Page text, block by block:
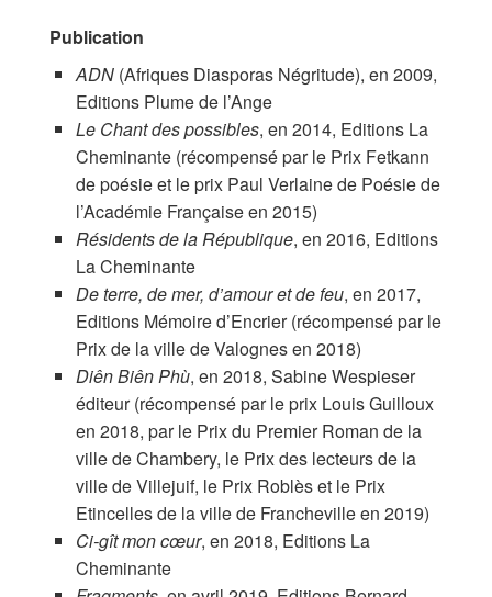
Publication
ADN (Afriques Diasporas Négritude), en 2009,
Editions Plume de l’Ange
Le Chant des possibles, en 2014, Editions La
Cheminante (récompensé par le Prix Fetkann
de poésie et le prix Paul Verlaine de Poésie de
l’Académie Française en 2015)
Résidents de la République, en 2016, Editions
La Cheminante
De terre, de mer, d’amour et de feu, en 2017,
Editions Mémoire d’Encrier (récompensé par le
Prix de la ville de Valognes en 2018)
Diên Biên Phù, en 2018, Sabine Wespieser
éditeur (récompensé par le prix Louis Guilloux
en 2018, par le Prix du Premier Roman de la
ville de Chambery, le Prix des lecteurs de la
ville de Villejuif, le Prix Roblès et le Prix
Etincelles de la ville de Francheville en 2019)
Ci-gît mon cœur, en 2018, Editions La
Cheminante